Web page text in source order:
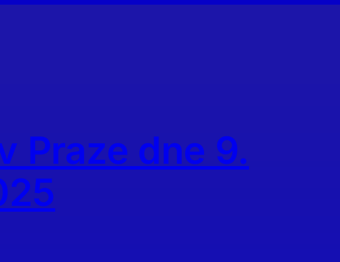
Praze dne 9.